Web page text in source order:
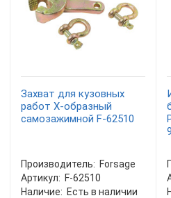
Захват для кузовных
работ Х-образный
самозажимной F-62510
Производитель: Forsage
Артикул: F-62510
Наличие: Есть в наличии